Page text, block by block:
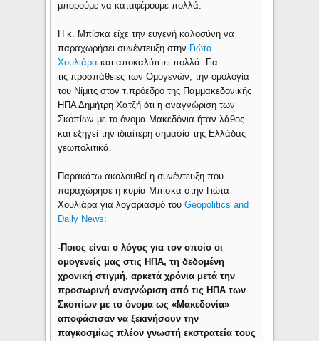
μπορούμε να καταφέρουμε πολλά.
Η κ. Μπίσκα είχε την ευγενή καλοσύνη να
παραχωρήσει συνέντευξη στην Γιώτα
Χουλιάρα και αποκαλύπτει πολλά. Για
τις προσπάθειες των Ομογενών, την ομολογία
του Νίμιτς στον τ.πρόεδρο της Παμμακεδονικής
ΗΠΑ Δημήτρη Χατζή ότι η αναγνώριση των
Σκοπίων με το όνομα Μακεδόνια ήταν λάθος
και εξηγεί την ιδιαίτερη σημασία της Ελλάδας
γεωπολιτικά.
Παρακάτω ακολουθεί η συνέντευξη που
παραχώρησε η κυρία Μπίσκα στην Γιώτα
Χουλιάρα για λογαριασμό τουGeopolitics and
Daily News:
-Ποιος είναι ο λόγος για τον οποίο οι
ομογενείς μας στις ΗΠΑ, τη δεδομένη
χρονική στιγμή, αρκετά χρόνια μετά την
προσωρινή αναγνώριση από τις ΗΠΑ των
Σκοπίων με το όνομα ως «Μακεδονία»
αποφάσισαν να ξεκινήσουν την
παγκοσμίως πλέον γνωστή εκστρατεία τους